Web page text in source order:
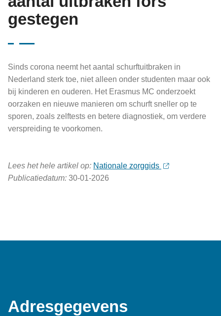
gestegen
Sinds corona neemt het aantal schurftuitbraken in
Nederland sterk toe, niet alleen onder studenten maar ook
bij kinderen en ouderen. Het Erasmus MC onderzoekt
oorzaken en nieuwe manieren om schurft sneller op te
sporen, zoals zelftests en betere diagnostiek, om verdere
verspreiding te voorkomen.
Lees het hele artikel op: Nationale zorggids
Publicatiedatum: 30-01-2026
Adresgegevens